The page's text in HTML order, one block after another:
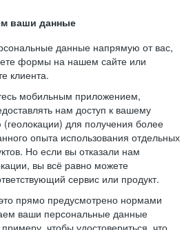
ваши данные
данные напрямую от вас,
формы на нашем сайте или
клиента.
мобильным приложением,
нам доступ к вашему
для получения более
опыта использования отдельных
Но если вы отказали нам
вы всё равно можете
сервис или продукт.
прямо предусмотрено нормами
ваши персональные данные
чтобы удостовериться, что